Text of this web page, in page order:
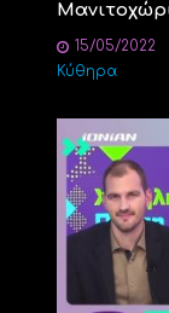
15/05/2022
Κύθηρα